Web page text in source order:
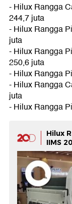
- Hilux Rangga
244,7 juta
- Hilux Rangga
juta
- Hilux Rangga
250,6 juta
- Hilux Rangga
- Hilux Rangga
juta
- Hilux Rangga
Hilux
IIMS